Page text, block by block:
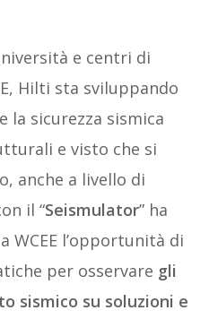
e centri di
Hilti sta sviluppando
la sicurezza sismica
e visto che si
anche a livello di
il “Seismulator” ha
l’opportunità di
per osservare gli
sismico su soluzioni e